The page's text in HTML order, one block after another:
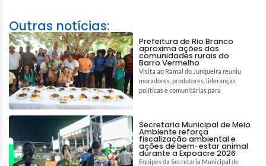
Outras notícias:
Prefeitura de Rio Branco
aproxima ações das
comunidades rurais do
Barro Vermelho
Visita ao Ramal do Junqueira reuniu
moradores, produtores, lideranças
políticas e comunitárias para
Secretaria Municipal de Meio
Ambiente reforça
fiscalização ambiental e
ações de bem-estar animal
durante a Expoacre 2026
Equipes da Secretaria Municipal de